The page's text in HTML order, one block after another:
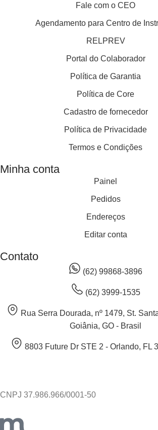
Fale com o CEO
Agendamento para Centro de
RELPREV
Portal do Colaborador
Política de Garantia
Política de Core
Cadastro de fornecedor
Política de Privacidade
Termos e Condições
Minha conta
Painel
Pedidos
Endereços
Editar conta
Contato
(62) 99868-3896
(62) 3999-1535
Rua Serra Dourada, nº 1479, St.
Goiânia, GO - Brasil
8803 Future Dr STE 2 - Orlando, FL
CNPJ 37.986.966/0001-50